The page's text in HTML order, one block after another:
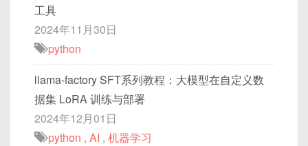
工具
2024年11月30日
python
llama-factory SFT系列教程：大模型在自定义数
据集 LoRA 训练与部署
2024年12月01日
python , AI , 机器学习